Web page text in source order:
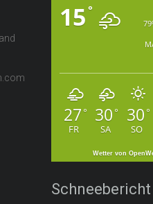
15°
27 °
FR
30 °
SA
30 °
SO
Wetter von
Schneebericht